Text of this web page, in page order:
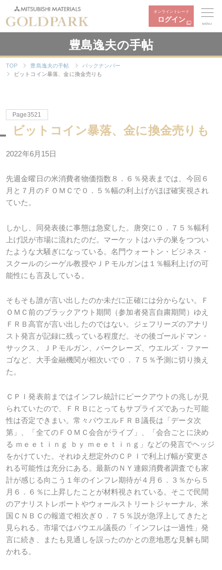
オンライントレード
ログイン
MENU
豊島逸夫の手帖
TOP 豊島逸夫の手帖
バックナンバー
ビットコイン暴落、金に換金売りも
Page3521
ビットコイン暴落、金に換金売りも
2022年6月 15日
先週金曜日の米消費者物価指数８．６％発表までは、今回６
月と７月のＦＯＭＣで０．５％幅の利上げがほぼ確実視され
ていた。
しかし、同発表後に事態は急変した。唐突に０．７５％幅利
上げ説が市場に流れたのだ。マーケットはハチの巣をつつい
たような大騒ぎになっている。名門ウォートン・ビジネス・
スクールのシーゲル教授やＪＰモルガンは１％幅利上げの可
能性にも言及している。
そもそも誰が言い出したのか未だに正確には分からない。Ｆ
ＯＭＣ前のブラックアウト期間（参加者発言自粛期間）ゆえ
ＦＲＢ高官が言い出したのではない。ジェフリーズのアナリ
スト発言が記録に残っている程度だ。その後ゴールドマン・
サックス、ＪＰモルガン、バークレーズ、ウエルズ・ファー
ゴなど、大手金融機関が相次いで０．７５％予測に切り換え
た。
ＣＰＩ発表前まではインフレ統計にピークアウトの兆しが見
られていたので、ＦＲＢにとってもサプライズであった可能
性は否定できまい。常々パウエルＦＲＢ議長は「データ次
第」、「全てのＦＯＭＣ会合がライブ」、「会合ごとに決め
る ｍｅｅｔｉｎｇ ｂｙ ｍｅｅｔｉｎｇ」などの発言でヘッジ
をかけていた。それゆえ想定外のＣＰＩで利上げ幅が変更さ
れる可能性は充分にある。最新のＮＹ連銀消費者調査でも家
計が感じる向こう１年のインフレ期待が４月６．３％から５
月６．６％に上昇したことが材料視されている。そこで民間
のアナリストレポートやウォールストリートジャーナル、米
国ＣＮＢＣの報道で相次ぎ０．７５％説が急浮上してきたと
見られる。市場ではパウエル議長の「インフレは一過性」発
言に続き、またも見通しを誤ったのかとの意地悪な見解も聞
かれる。